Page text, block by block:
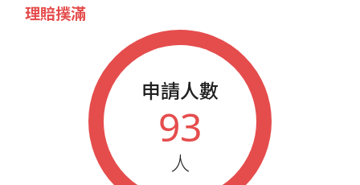
理賠撲滿
申請人數
93
人